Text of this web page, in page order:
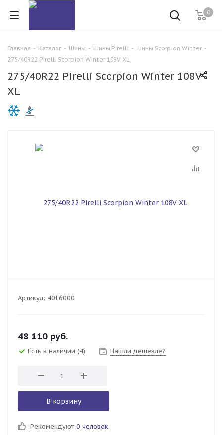
0
Главная - Каталог - Шины - Шины Pirelli - Шины Scorpion Winter -
275/40R22 Pirelli Scorpion Winter 108V XL
275/40R22 Pirelli Scorpion Winter 108V
XL
Артикул: 4016000
48 110 руб.
Есть в наличии (4) Нашли дешевле?
В корзину
Рекомендуют 0 человек